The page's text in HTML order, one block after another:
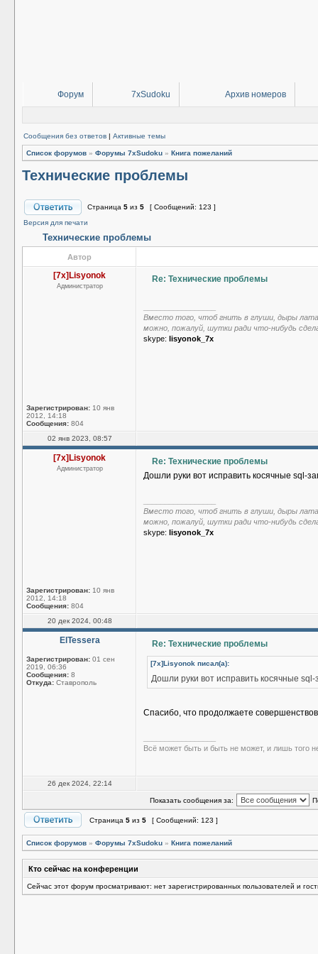
Форум 7xSudoku Архив номеров
Сообщения без ответов | Активные темы
Список форумов » Форумы 7xSudoku » Книга пожеланий
Технические проблемы
Страница 5 из 5
[ Сообщений: 123 ]
Версия для печати
Технические проблемы
Автор
[7x]Lisyonok
Администратор
Зарегистрирован: 10 янв
2012, 14:18
Сообщения: 804
Re: Технические проблемы
Вместо того, чтоб гнить в глуши, дыры
можно, пожалуй, шутки ради что-нибудь
skype: lisyonok_7x
02 янв 2023, 08:57
[7x]Lisyonok
Администратор
Зарегистрирован: 10 янв
2012, 14:18
Сообщения: 804
Re: Технические проблемы
Дошли руки вот исправить косячные sql-
Вместо того, чтоб гнить в глуши, дыры
можно, пожалуй, шутки ради что-нибудь
skype: lisyonok_7x
20 дек 2024, 00:48
ElTessera
Зарегистрирован: 01 сен
2019, 06:36
Сообщения: 8
Откуда: Ставрополь
Re: Технические проблемы
[7x]Lisyonok писал(а):
Дошли руки вот исправить косячные
Спасибо, что продолжаете
Всё может быть и быть не может, и лишь того
26 дек 2024, 22:14
Показать сообщения за:
Страница 5 из 5 [ Сообщений: 123 ]
Список форумов » Форумы 7xSudoku » Книга пожеланий
Кто сейчас на конференции
Сейчас этот форум просматривают: нет зарегистрированных пользователей и